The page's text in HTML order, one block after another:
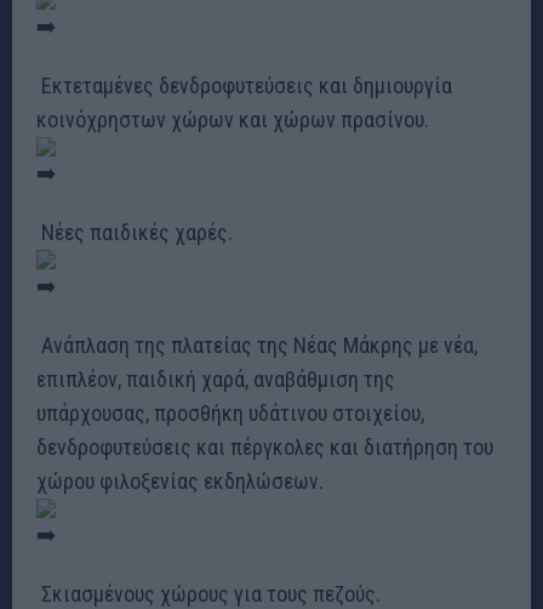
Εκτεταμένες δενδροφυτεύσεις και δημιουργία
κοινόχρηστων χώρων και χώρων πρασίνου.
Νέες παιδικές χαρές.
Ανάπλαση της πλατείας της Νέας Μάκρης με νέα,
επιπλέον, παιδική χαρά, αναβάθμιση της
υπάρχουσας, προσθήκη υδάτινου στοιχείου,
δενδροφυτεύσεις και πέργκολες και διατήρηση του
χώρου φιλοξενίας εκδηλώσεων.
Σκιασμένους χώρους για τους πεζούς.